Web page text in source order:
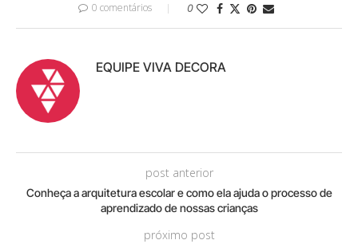
0 comentários 0
EQUIPE VIVA DECORA
post anterior
Conheça a arquitetura escolar e como ela ajuda o processo de
aprendizado de nossas crianças
próximo post